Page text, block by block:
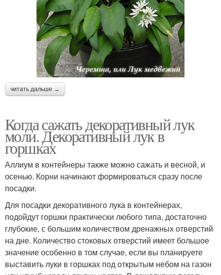
читать дальше →
Когда сажать декоративный лук
моли. Декоративный лук в
горшках
Аллиум в контейнеры также можно сажать и весной, и
осенью. Корни начинают формироваться сразу после
посадки.
Для посадки декоративного лука в контейнерах,
подойдут горшки практически любого типа, достаточно
глубокие, с большим количеством дренажных отверстий
на дне. Количество стоковых отверстий имеет большое
значение особенно в том случае, если вы планируете
выставить луки в горшках под открытым небом на газон